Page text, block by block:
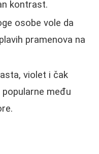
kontrast.
osobe vole da
pramenova na
violet i čak
među